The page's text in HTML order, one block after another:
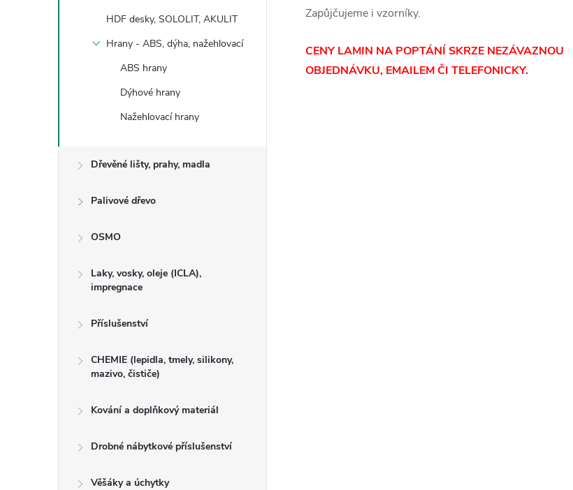
HDF desky, SOLOLIT, AKULIT
Hrany - ABS, dýha, nažehlovací
ABS hrany
Dýhové hrany
Nažehlovací hrany
Dřevěné lišty, prahy, madla
Palivové dřevo
OSMO
Laky, vosky, oleje (ICLA),
impregnace
Příslušenství
CHEMIE (lepidla, tmely, silikony,
mazivo, čističe)
Kování a doplňkový materiál
Drobné nábytkové příslušenství
Věšáky a úchytky
Zapůjčujeme i vzorníky.
CENY LAMIN NA POPTÁNÍ SKRZE NEZÁVAZNOU
OBJEDNÁVKU, EMAILEM ČI TELEFONICKY.